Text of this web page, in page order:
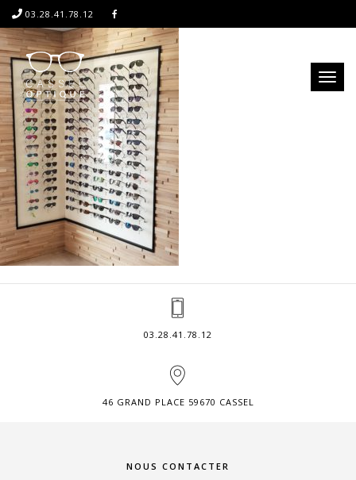
03.28.41.78.12
Toggle
03.28.41.78.12
46 GRAND PLACE 59670 CASSEL
NOUS CONTACTER